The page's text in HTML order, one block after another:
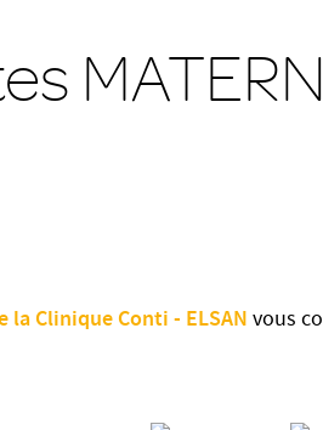
la Clinique Conti - ELSANvous